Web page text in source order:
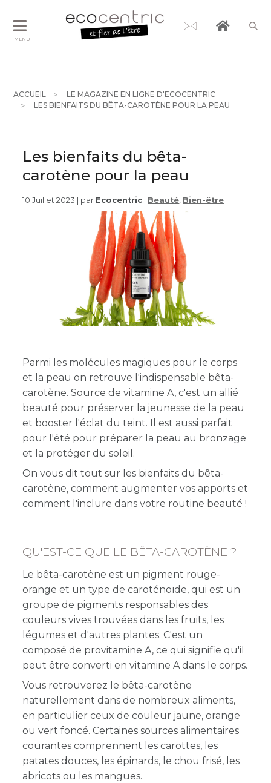
MENU
ACCUEIL
LE MAGAZINE EN LIGNE D'ECOCENTRIC
LES BIENFAITS DU BÊTA-CAROTÈNE POUR LA PEAU
Les bienfaits du bêta-
carotène pour la peau
10 Juillet 2023 | par Ecocentric Beauté Bien-être
Parmi les molécules magiques pour le corps
et la peau on retrouve l'indispensable bêta-
carotène. Source de vitamine A, c'est un allié
beauté pour préserver la jeunesse de la peau
et booster l'éclat du teint. Il est aussi parfait
pour l'été pour préparer la peau au bronzage
et la protéger du soleil.
On vous dit tout sur les bienfaits du bêta-
carotène, comment augmenter vos apports et
comment l'inclure dans votre routine beauté !
QU'EST-CE QUE LE BÊTA-CAROTÈNE ?
Le bêta-carotène est un pigment rouge-
orange et un type de caroténoïde, qui est un
groupe de pigments responsables des
couleurs vives trouvées dans les fruits, les
légumes et d'autres plantes. C'est un
composé de provitamine A, ce qui signifie qu'il
peut être converti en vitamine A dans le corps.
Vous retrouverez le bêta-carotène
naturellement dans de nombreux aliments,
en particulier ceux de couleur jaune, orange
ou vert foncé. Certaines sources alimentaires
courantes comprennent les carottes, les
patates douces, les épinards, le chou frisé, les
abricots ou les mangues.